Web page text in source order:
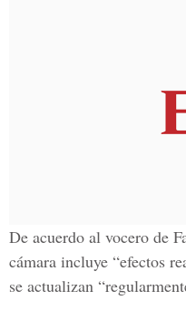
De acuerdo al vocero de
cámara incluye “efectos
se actualizan